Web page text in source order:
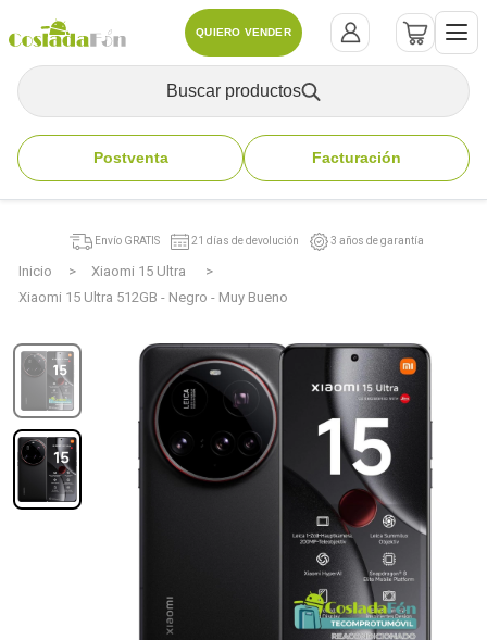
QUIERO VENDER
Buscar productos
Postventa Facturación
Inicio
Xiaomi 15 Ultra
Xiaomi 15 Ultra 512GB - Negro - Muy Bueno
Envío GRATIS 21 días de devolución 3 años de garantía